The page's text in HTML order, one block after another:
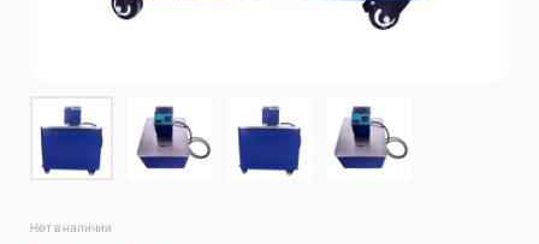
Нет в наличии